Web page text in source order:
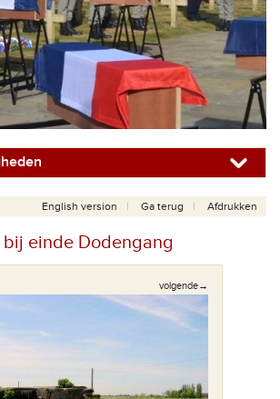
English version Ga terug Afdrukken
einde Dodengang
volgende→